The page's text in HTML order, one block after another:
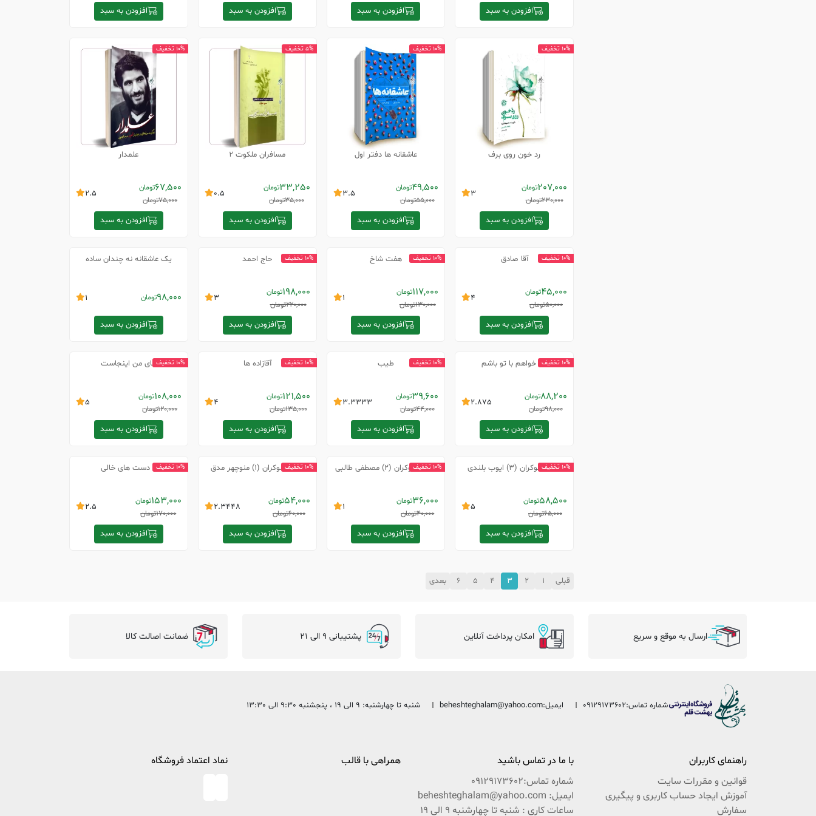
افزودن به سبد افزودن به سبد افزودن به سبد افزودن به سبد
رد خون روی برف
207,000تومان
230,000تومان
3
افزودن به سبد
10% تخفیف
عاشقانه ها دفتر اول
49,500تومان
55,000تومان
3.5
افزودن به سبد
10% تخفیف
مسافران ملکوت 2
33,250تومان
35,000تومان
0.5
افزودن به سبد
5% تخفیف
علمدار
67,500تومان
75,000تومان
2.5
افزودن به سبد
10% تخفیف
آقا صادق
45,000تومان
50,000تومان
4
افزودن به سبد
10% تخفیف هفت شاخ
117,000تومان
130,000تومان
1
افزودن به سبد
10% تخفیف حاج احمد
198,000تومان
220,000تومان
3
افزودن به سبد
10% تخفیف یک عاشقانه نه چندان ساده
98,000تومان 1
افزودن به سبد
می خواهم با تو باشم
88,200تومان
98,000تومان
2.875
افزودن به سبد
10% تخفیف طیب
39,600تومان
44,000تومان
3.3333
افزودن به سبد
10% تخفیف آقازاده ها
121,500تومان
135,000تومان
4
افزودن به سبد
10% تخفیف جای من اینجاست
108,000تومان
120,000تومان
5
افزودن به سبد
10% تخفیف
اینک شوکران (3) ایوب بلندی
58,500تومان
65,000تومان
5
افزودن به سبد
10% تخفیف اینک شوکران (2) مصطفی طالبی
36,000تومان
40,000تومان
1
افزودن به سبد
10% تخفیف اینک شوکران (1) منوچهر مدق
54,000تومان
60,000تومان
2.3448
افزودن به سبد
10% تخفیف با دست های خالی
153,000تومان
170,000تومان
2.5
افزودن به سبد
10% تخفیف
قبلی 1
2
3
4
5
6 بعدی
ارسال به موقع و سریع امکان پرداخت آنلاین پشتیبانی 9 الی 21 ضمانت اصالت کالا
شماره تماس:09129173602 ایمیل:beheshteghalam@yahoo.com شنبه تا چهارشنبه: 9 الی 19 ، پنجشنبه 9:30 الی 13:30
راهنمای کاربران
قوانین و مقررات سایت
آموزش ایجاد حساب کاربری و پیگیری
سفارش
با ما در تماس باشید
شماره تماس:09129173602
ایمیل: beheshteghalam@yahoo.com
ساعات کاری : شنبه تا چهارشنبه 9 الی 19
همراهی با قالب نماد اعتماد فروشگاه